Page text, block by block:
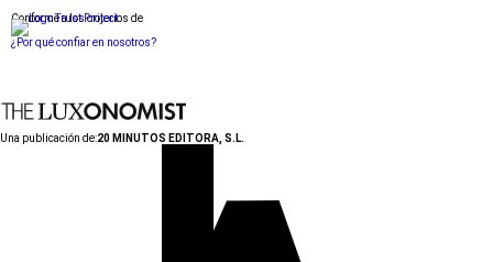
Conforme a los criterios de
¿Por qué confiar en nosotros?
Una publicación de:20 MINUTOS EDITORA, S.L.